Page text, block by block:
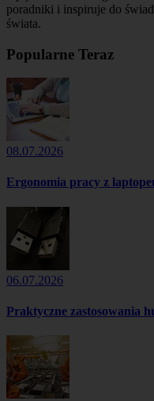
poradniki i inspiruje do
świata.
Popularne Teraz
08.07.2026
Ergonomia pracy z
06.07.2026
Praktyczne zastosowania